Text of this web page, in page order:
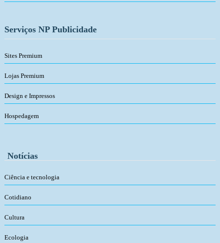
Serviços NP Publicidade
Sites Premium
Lojas Premium
Design e Impressos
Hospedagem
Notícias
Ciência e tecnologia
Cotidiano
Cultura
Ecologia